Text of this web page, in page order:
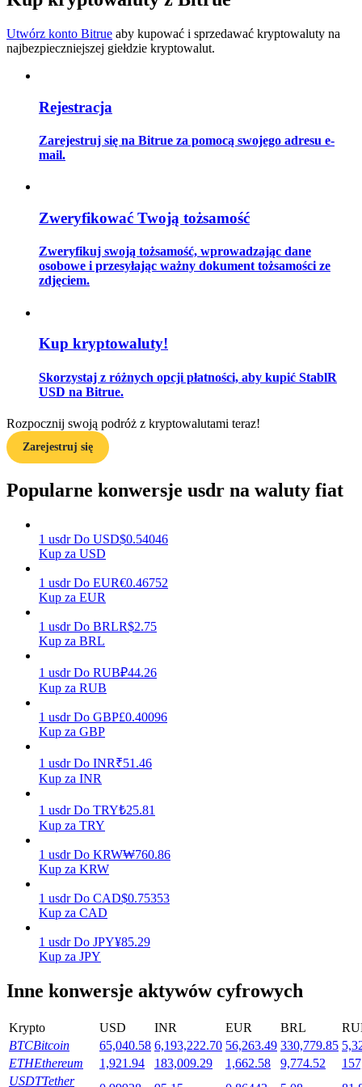
Strategie handlowe
Dowiedz się, jak zachować rentowność
Zarabiać
Mocna Świnka
Stawianie
Wysokie zyski i natychmiastowy dostęp
Elastyczne stawianie zakładów, aby zarabiać na popularnych
Utwórz konto Bitrue aby kupować i sprzedawać kryptowaluty na
najbezpieczniejszej giełdzie kryptowalut.
Rejestracja
Zarejestruj się na Bitrue za pomocą swojego adresu e-
mail.
Zweryfikować Twoją tożsamość
Zweryfikuj swoją tożsamość, wprowadzając dane
osobowe i przesyłając ważny dokument tożsamości ze
zdjęciem.
Kup kryptowaluty!
Skorzystaj z różnych opcji płatności, aby kupić StablR
USD na Bitrue.
Rozpocznij swoją podróż z kryptowalutami teraz!
Zarejestruj się
Popularne konwersje usdr na waluty fiat
1 usdr Do USD$0.54046
Kup za USD
1 usdr Do EUR€0.46752
Kup za EUR
1 usdr Do BRLR$2.75
Kup za BRL
1 usdr Do RUB₽44.26
Kup za RUB
1 usdr Do GBP£0.40096
Kup za GBP
1 usdr Do INR₹51.46
Kup za INR
1 usdr Do TRY₺25.81
Kup za TRY
1 usdr Do KRW₩760.86
Kup za KRW
1 usdr Do CAD$0.75353
Kup za CAD
1 usdr Do JPY¥85.29
Kup za JPY
Inne konwersje aktywów cyfrowych
Krypto USD INR EUR BRL
BTCBitcoin 65,040.58 6,193,222.70 56,263.49 330,779.85
ETHEthereum 1,921.94 183,009.29 1,662.58 9,774.52
USDTTether